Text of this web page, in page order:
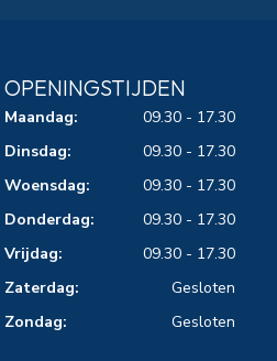
OPENINGSTIJDEN
Maandag:
09.30 - 17.30
Dinsdag:
09.30 - 17.30
Woensdag:
09.30 - 17.30
Donderdag:
09.30 - 17.30
Vrijdag:
09.30 - 17.30
Zaterdag:
Gesloten
Zondag:
Gesloten